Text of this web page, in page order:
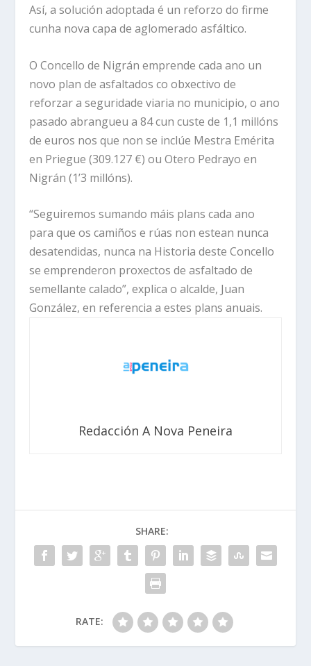
Así, a solución adoptada é un reforzo do firme
cunha nova capa de aglomerado asfáltico.
O Concello de Nigrán emprende cada ano un
novo plan de asfaltados co obxectivo de
reforzar a seguridade viaria no municipio, o ano
pasado abrangueu a 84 cun custe de 1,1 millóns
de euros nos que non se inclúe Mestra Emérita
en Priegue (309.127 €) ou Otero Pedrayo en
Nigrán (1’3 millóns).
“Seguiremos sumando máis plans cada ano
para que os camiños e rúas non estean nunca
desatendidas, nunca na Historia deste Concello
se emprenderon proxectos de asfaltado de
semellante calado”, explica o alcalde, Juan
González, en referencia a estes plans anuais.
Redacción A Nova Peneira
SHARE:
RATE: